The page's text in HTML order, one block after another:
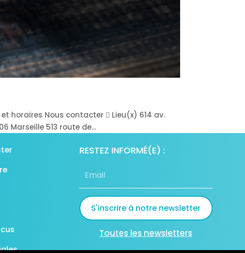
horaires Nous contacter  Lieu(x) 614 av.
Marseille 513 route de...
RESTEZ INFORMÉ(E) :
S'inscrire à notre newsletter
Toutes les newsletters